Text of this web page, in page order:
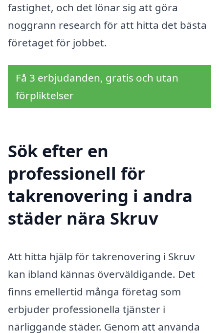
fastighet, och det lönar sig att göra
noggrann research för att hitta det bästa
företaget för jobbet.
Få 3 erbjudanden, gratis och utan
förpliktelser
Sök efter en
professionell för
takrenovering i andra
städer nära Skruv
Att hitta hjälp för takrenovering i Skruv
kan ibland kännas överväldigande. Det
finns emellertid många företag som
erbjuder professionella tjänster i
närliggande städer. Genom att använda